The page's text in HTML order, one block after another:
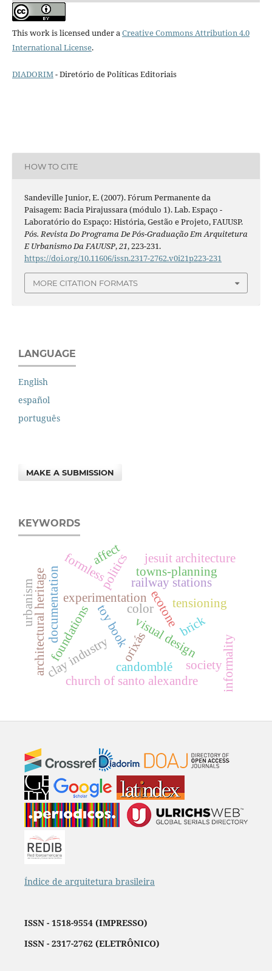
This work is licensed under aCreative Commons Attribution 4.0
International License.
DIADORIM- Diretório de Políticas Editoriais
HOW TO CITE
Sandeville Junior, E. (2007). Fórum Permanente da
Paisagem: Bacia Pirajussara (módulo 1). Lab. Espaço -
Laboratório do Espaço: História, Gestão e Projeto, FAUUSP.
Pós. Revista Do Programa De Pós-Graduação Em Arquitetura
E Urbanismo Da FAUUSP,21, 223-231.
https://doi.org/10.11606/issn.2317-2762.v0i21p223-231
MORE CITATION FORMATS
LANGUAGE
English
español
português
MAKE A SUBMISSION
KEYWORDS
experimentation
toy bookvisual design
orixás
candomblé
documentation
architectural heritagefoundations brick
clay industry
railway stations
informality
ecotonetensioning
towns-planning
politics
society
formless
church of santo alexandre
jesuit architecture
urbanism color
affect
Índice de arquitetura brasileira
ISSN - 1518-9554 (IMPRESSO)
ISSN - 2317-2762 (ELETRÔNICO)